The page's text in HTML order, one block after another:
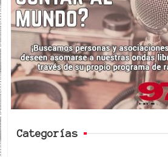
e
b
o
o
t
t
e
d
Categorías